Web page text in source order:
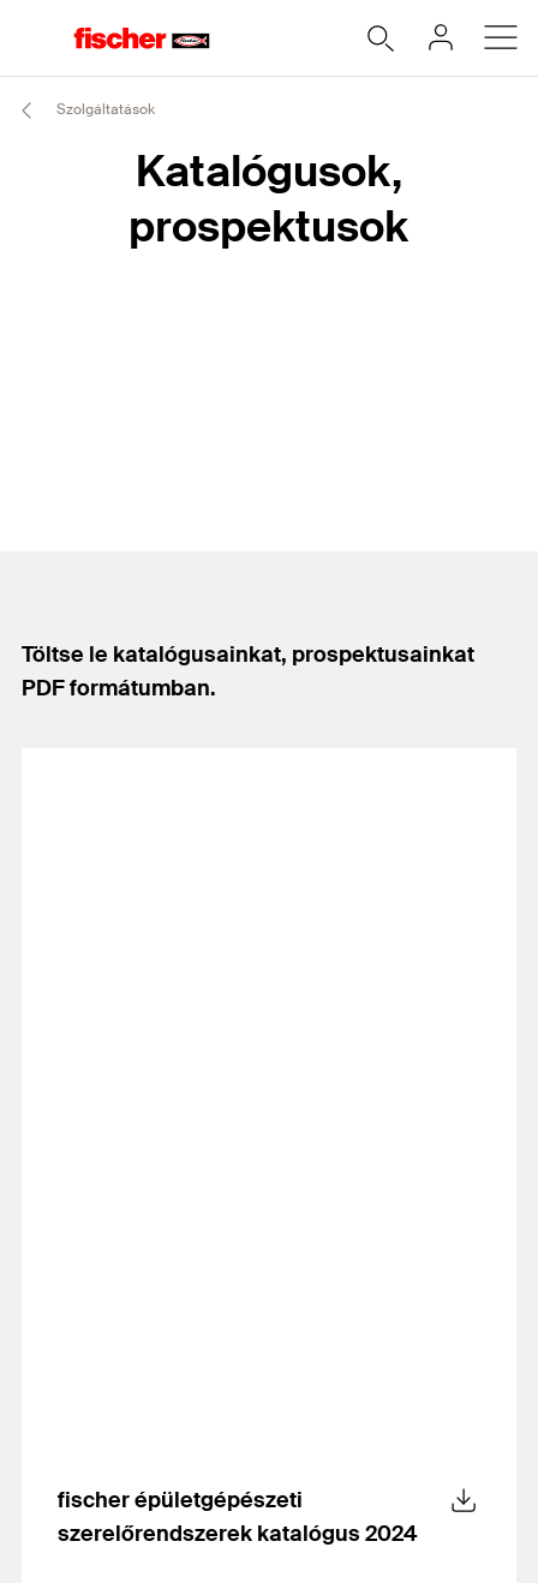
Szolgáltatások
Katalógusok,
prospektusok
Töltse le katalógusainkat, prospektusainkat
PDF formátumban.
fischer épületgépészeti
szerelőrendszerek katalógus 2024